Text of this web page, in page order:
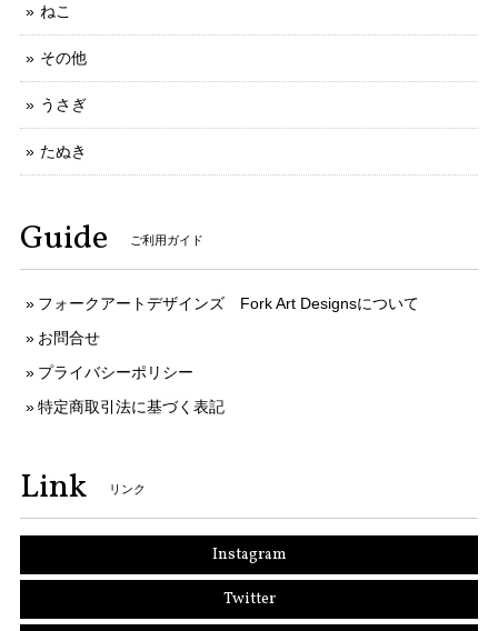
ねこ
その他
うさぎ
たぬき
Guide ご利用ガイド
フォークアートデザインズ Fork Art Designsについて
お問合せ
プライバシーポリシー
特定商取引法に基づく表記
Link リンク
Instagram
Twitter